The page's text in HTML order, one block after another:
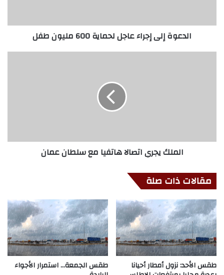
الدعوة إلى إجراء عاجل لحماية 600 مليون طفل
الملك يجري اتصالا هاتفيا مع سلطان عمان
مقالات ذات صلة
طقس الأحد: نزول أمطار أحيانا طقس الجمعة… استمرار الأجواء